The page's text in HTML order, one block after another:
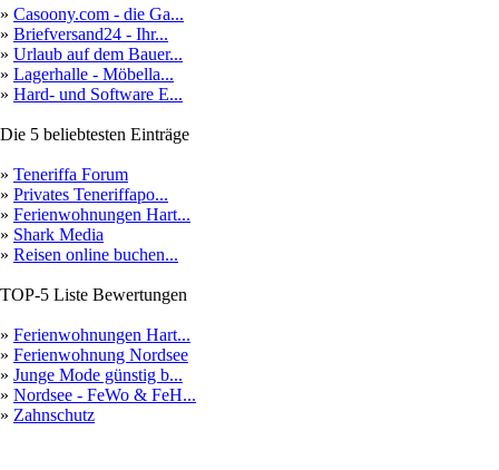
» Casoony.com - die Ga...
» Briefversand24 - Ihr...
» Urlaub auf dem Bauer...
» Lagerhalle - Möbella...
» Hard- und Software E...
Die 5 beliebtesten Einträge
» Teneriffa Forum
» Privates Teneriffapo...
» Ferienwohnungen Hart...
» Shark Media
» Reisen online buchen...
TOP-5 Liste Bewertungen
» Ferienwohnungen Hart...
» Ferienwohnung Nordsee
» Junge Mode günstig b...
» Nordsee - FeWo & FeH...
» Zahnschutz